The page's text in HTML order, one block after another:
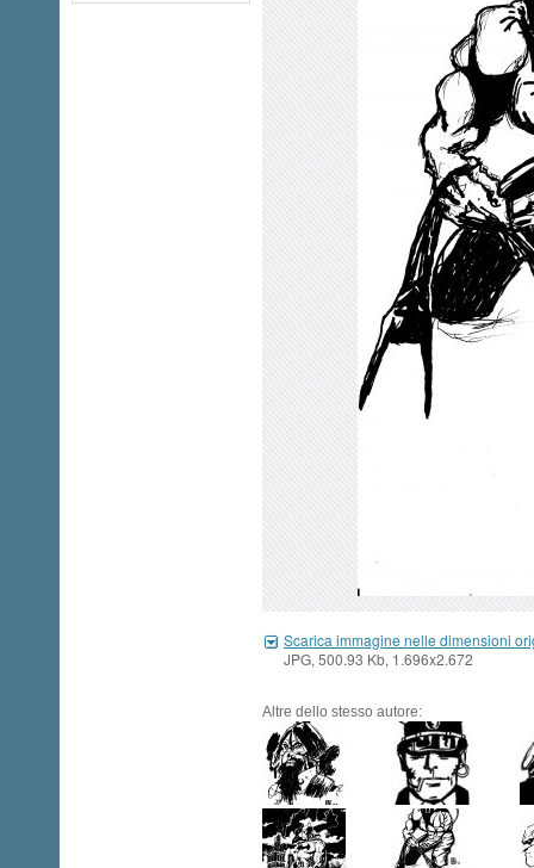
Scarica immagine nelle dimensioni
JPG, 500.93 Kb, 1.696x2.672
Altre dello stesso autore: